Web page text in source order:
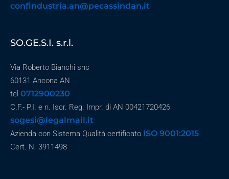
confindustria.an@pecassindan.it
SO.GE.S.I. s.r.l.
Via Roberto Bianchi snc
60131 Ancona AN
tel 0712900230
C.F.- P.I. e n. Iscr. Reg. Impr. di AN 00421720426
sogesi@legalmail.it
Azienda con Sistema Qualità certificato ISO 9001:2015
Cert. N. 3911498